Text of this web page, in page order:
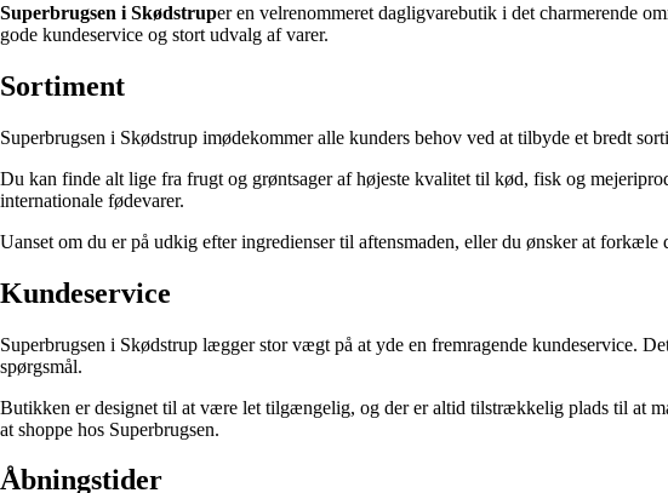
Superbrugsen i Skødstruper en velrenommeret dagligvarebutik i det charmerende
gode kundeservice og stort udvalg af varer.
Sortiment
Superbrugsen i Skødstrup imødekommer alle kunders behov ved at tilbyde et bredt
Du kan finde alt lige fra frugt og grøntsager af højeste kvalitet til kød, fisk og
internationale fødevarer.
Uanset om du er på udkig efter ingredienser til aftensmaden, eller du ønsker at
Kundeservice
Superbrugsen i Skødstrup lægger stor vægt på at yde en fremragende kundeservice.
spørgsmål.
Butikken er designet til at være let tilgængelig, og der er altid tilstrækkelig plads til at
at shoppe hos Superbrugsen.
Åbningstider